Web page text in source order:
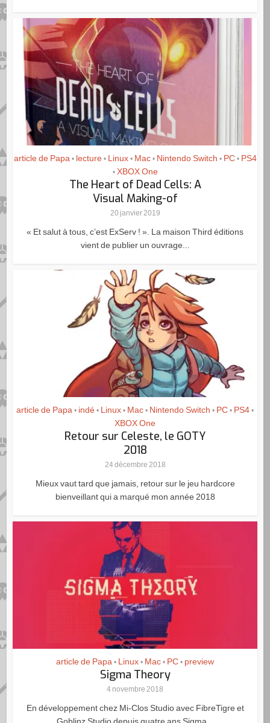
article de Papa • lecture • Linux • Mac • Nintendo Switch • PC • PS4
• XBOX One
The Heart of Dead Cells: A
Visual Making-of
20 janvier 2019
« Et salut à tous, c’est ExServ ! ». La maison Third éditions
vient de publier un ouvrage...
article de Papa • indé • Linux • Mac • Nintendo Switch • PC • PS4 •
XBOX One
Retour sur Celeste, le GOTY
2018
24 décembre 2018
Mieux vaut tard que jamais, retour sur le jeu hardcore
bienveillant qui a marqué mon année 2018
article de Papa • Linux • Mac • PC • preview
Sigma Theory
4 novembre 2018
En développement chez Mi-Clos Studio avec FibreTigre et